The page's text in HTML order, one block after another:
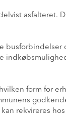
asfalteret.
busforbindelser
form for
rekvireres hos